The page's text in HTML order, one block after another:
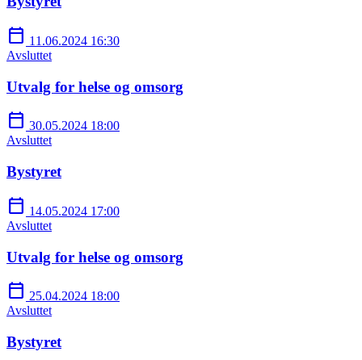
calendar_today 11.06.2024 16:30
Avsluttet
Utvalg for helse og omsorg
calendar_today 30.05.2024 18:00
Avsluttet
Bystyret
calendar_today 14.05.2024 17:00
Avsluttet
Utvalg for helse og omsorg
calendar_today 25.04.2024 18:00
Avsluttet
Bystyret